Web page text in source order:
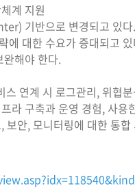
계 지원
기반으로 변경되고 있
대한 수요가 증대되고
해야 한다.
연계 시 로그관리, 위협
라 구축과 운영 경험, 사
안, 모니터링에 대한 통